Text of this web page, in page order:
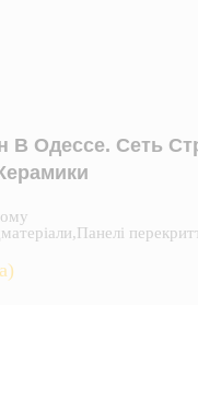
В Одессе. Сеть
,Панелі